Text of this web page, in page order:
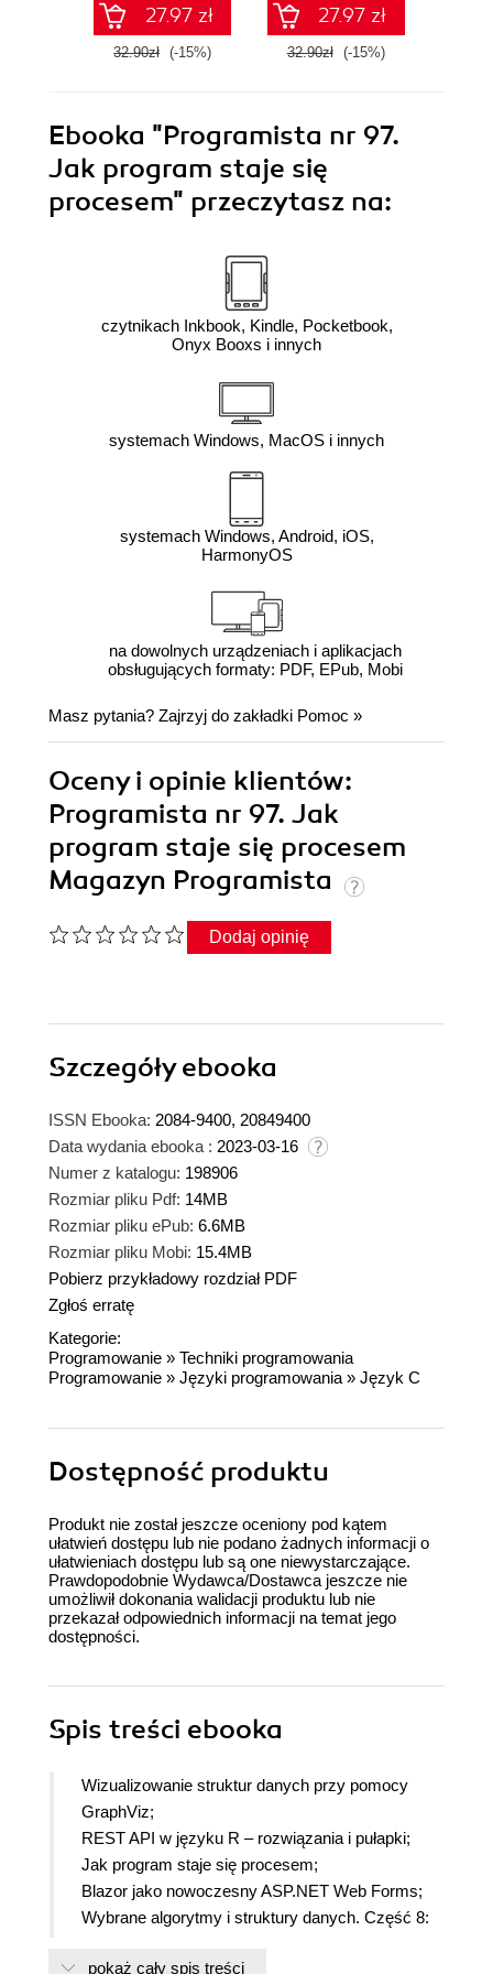
27.97 zł
32.90zł (-15%)
27.97 zł
32.90zł (-15%)
Ebooka "Programista nr 97.
Jak program staje się
procesem" przeczytasz na:
czytnikach Inkbook, Kindle, Pocketbook,
Onyx Booxs i innych
systemach Windows, MacOS i innych
systemach Windows, Android, iOS,
HarmonyOS
na dowolnych urządzeniach i aplikacjach
obsługujących formaty: PDF, EPub, Mobi
Masz pytania? Zajrzyj do zakładki Pomoc »
Oceny i opinie klientów:
Programista nr 97. Jak
program staje się procesem
Magazyn Programista
Dodaj opinię
Szczegółyebooka
ISSN Ebooka: 2084-9400, 20849400
Data wydania ebooka : 2023-03-16
Numer z katalogu: 198906
Rozmiar pliku Pdf: 14MB
Rozmiar pliku ePub: 6.6MB
Rozmiar pliku Mobi: 15.4MB
Pobierz przykładowy rozdział PDF
Zgłoś erratę
Kategorie:
Programowanie » Techniki programowania
Programowanie » Języki programowania » Język C
Dostępność produktu
Produkt nie został jeszcze oceniony pod kątem
ułatwień dostępu lub nie podano żadnych informacji o
ułatwieniach dostępu lub są one niewystarczające.
Prawdopodobnie Wydawca/Dostawca jeszcze nie
umożliwił dokonania walidacji produktu lub nie
przekazał odpowiednich informacji na temat jego
dostępności.
Spis treści ebooka
Wizualizowanie struktur danych przy pomocy
GraphViz;
REST API w języku R – rozwiązania i pułapki;
Jak program staje się procesem;
Blazor jako nowoczesny ASP.NET Web Forms;
Wybrane algorytmy i struktury danych. Część 8:
pokaż cały spis treści